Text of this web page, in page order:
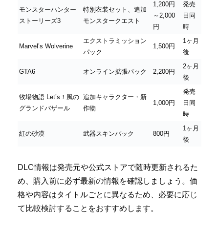
モンスターハンター
ストーリーズ3
特別衣装セット、追加
モンスタークエスト
1,200円
～2,000
円
発売
日同
時
Marvel’s Wolverine
エクストラミッション
パック
1,500円
1ヶ月
後
GTA6 オンライン拡張パック 2,200円
2ヶ月
後
牧場物語 Let’s！風の
グランドバザール
追加キャラクター・新
作物
1,000円
発売
日同
時
紅の砂漠 武器スキンパック 800円
1ヶ月
後
DLC情報は発売元や公式ストアで随時更新されるた
め、購入前に必ず最新の情報を確認しましょう。価
格や内容はタイトルごとに異なるため、必要に応じ
て比較検討することをおすすめします。